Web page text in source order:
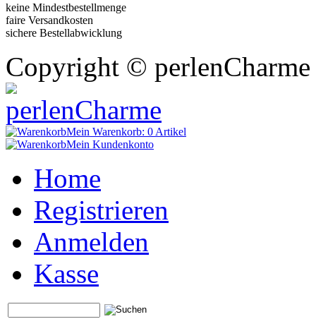
keine Mindestbestellmenge
faire Versandkosten
sichere Bestellabwicklung
Copyright ©
Mein Warenkorb: 0 Artikel
Mein Kundenkonto
Home
Registrieren
Anmelden
Kasse